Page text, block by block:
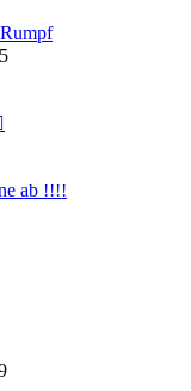
ab !!!!